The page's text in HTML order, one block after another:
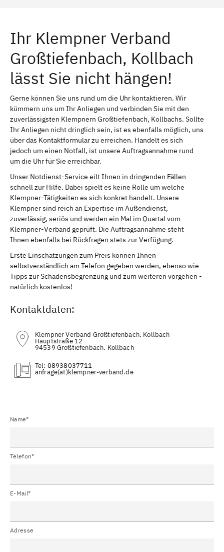
Ihr Klempner Verband
Großtiefenbach, Kollbach
lässt Sie nicht hängen!
Gerne können Sie uns rund um die Uhr kontaktieren. Wir
kümmern uns um Ihr Anliegen und verbinden Sie mit den
zuverlässigsten Klempnern Großtiefenbach, Kollbachs. Sollte
Ihr Anliegen nicht dringlich sein, ist es ebenfalls möglich, uns
über das Kontaktformular zu erreichen. Handelt es sich
jedoch um einen Notfall, ist unsere Auftragsannahme rund
um die Uhr für Sie erreichbar.
Unser Notdienst-Service eilt Ihnen in dringenden Fällen
schnell zur Hilfe. Dabei spielt es keine Rolle um welche
Klempner-Tätigkeiten es sich konkret handelt. Unsere
Klempner sind reich an Expertise im Außendienst,
zuverlässig, seriös und werden ein Mal im Quartal vom
Klempner-Verband geprüft. Die Auftragsannahme steht
Ihnen ebenfalls bei Rückfragen stets zur Verfügung.
Erste Einschätzungen zum Preis können Ihnen
selbstverständlich am Telefon gegeben werden, ebenso wie
Tipps zur Schadensbegrenzung und zum weiteren vorgehen -
natürlich kostenlos!
Kontaktdaten:
Klempner Verband Großtiefenbach, Kollbach
Hauptstraße 12
94539 Großtiefenbach, Kollbach
Tel: 08938037711
(at)
Name*
Telefon*
E-Mail*
Adresse